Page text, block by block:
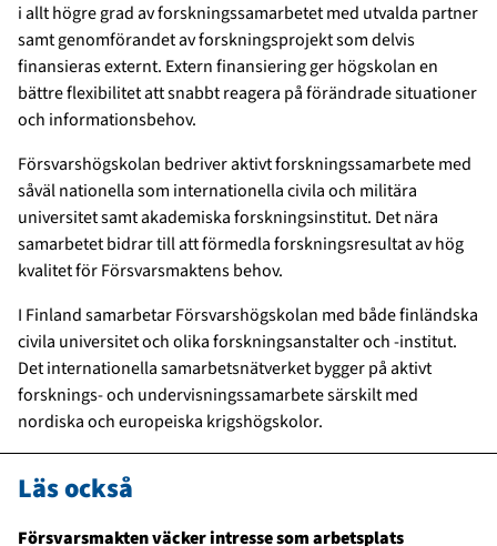
i allt högre grad av forskningssamarbetet med utvalda partner
samt genomförandet av forskningsprojekt som delvis
finansieras externt. Extern finansiering ger högskolan en
bättre flexibilitet att snabbt reagera på förändrade situationer
och informationsbehov.
Försvarshögskolan bedriver aktivt forskningssamarbete med
såväl nationella som internationella civila och militära
universitet samt akademiska forskningsinstitut. Det nära
samarbetet bidrar till att förmedla forskningsresultat av hög
kvalitet för Försvarsmaktens behov.
I Finland samarbetar Försvarshögskolan med både finländska
civila universitet och olika forskningsanstalter och -institut.
Det internationella samarbetsnätverket bygger på aktivt
forsknings- och undervisningssamarbete särskilt med
nordiska och europeiska krigshögskolor.
Läs också
Försvarsmakten väcker intresse som arbetsplats